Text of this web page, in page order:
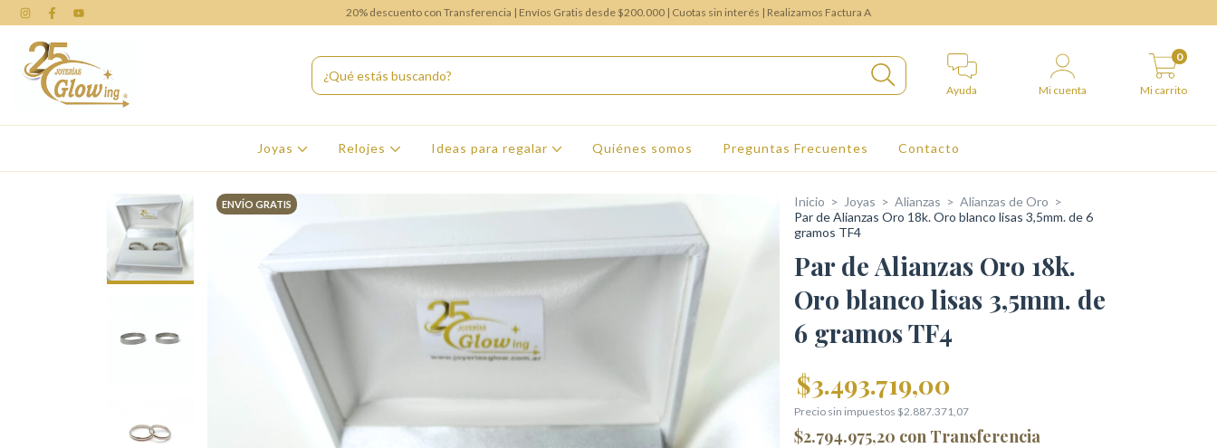
20% descuento con Transferencia | Envíos Gratis desde $200.000 | Cuotas sin interés | Realizamos Factura A
Ayuda Mi cuenta Mi carrito
0
Joyas Relojes Ideas para regalar Quiénes somos Preguntas Frecuentes Contacto
ENVÍO GRATIS Inicio > Joyas > Alianzas > Alianzas de Oro >
Par de Alianzas Oro 18k. Oro blanco lisas 3,5mm. de 6
gramos TF4
Par de Alianzas Oro 18k.
Oro blanco lisas 3,5mm. de
6 gramos TF4
$3.493.719,00
Precio sin impuestos $2.887.371,07
$2.794.975,20 con Transferencia